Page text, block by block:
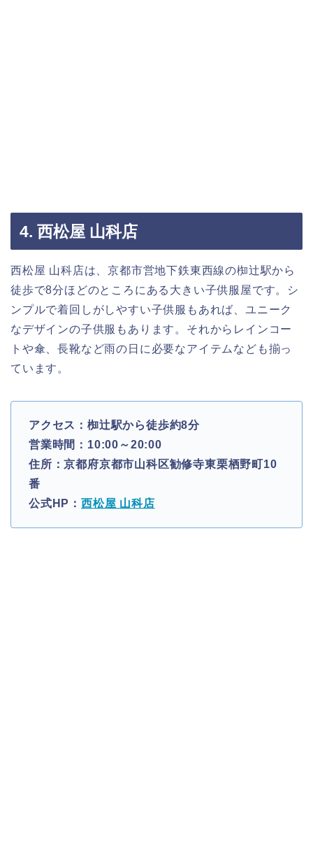
4. 西松屋 山科店
西松屋 山科店は、京都市営地下鉄東西線の椥辻駅から
徒歩で8分ほどのところにある大きい子供服屋です。シ
ンプルで着回しがしやすい子供服もあれば、ユニーク
なデザインの子供服もあります。それからレインコー
トや傘、長靴など雨の日に必要なアイテムなども揃っ
ています。
アクセス：椥辻駅から徒歩約8分
営業時間：10:00～20:00
住所：京都府京都市山科区勧修寺東栗栖野町10
番
公式HP： 西松屋 山科店